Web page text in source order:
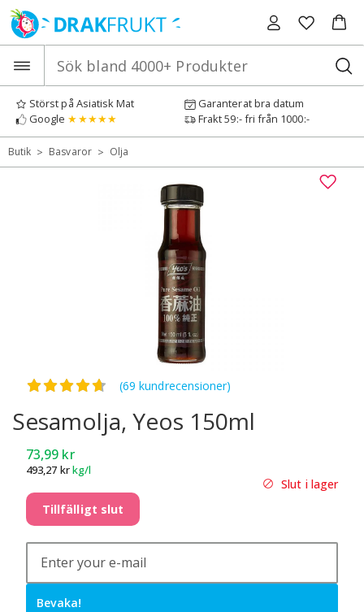
Hoppa
till
innehåll
Störst på Asiatisk Mat
Garanterat bra datum
Google ★★★★★ Frakt 59:- fri från 1000:-
Butik > Basvaror > Olja
Betygsatt4.63av 5
(69 kundrecensioner)
Sesamolja, Yeos 150ml
73,99 kr
493,27 krkg/l
Slut i lager
Tillfälligt slut
Bevaka!